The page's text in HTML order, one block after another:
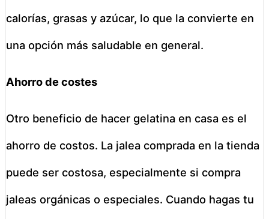
calorías, grasas y azúcar, lo que la convierte en
una opción más saludable en general.
Ahorro de costes
Otro beneficio de hacer gelatina en casa es el
ahorro de costos. La jalea comprada en la tienda
puede ser costosa, especialmente si compra
jaleas orgánicas o especiales. Cuando hagas tu